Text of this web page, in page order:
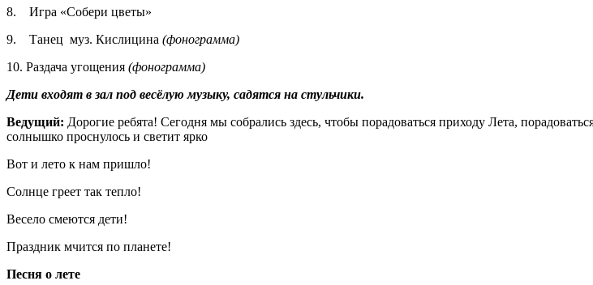
8. Игра «Собери цветы»
9. Танец муз. Кислицина (фонограмма)
10. Раздача угощения (фонограмма)
Дети входят в зал под весёлую музыку, садятся на стульчики.
Ведущий: Дорогие ребята! Сегодня мы собрались здесь, чтобы порадоваться приходу Лета,
солнышко проснулось и светит ярко
Вот и лето к нам пришло!
Солнце греет так тепло!
Весело смеются дети!
Праздник мчится по планете!
Песня о лете